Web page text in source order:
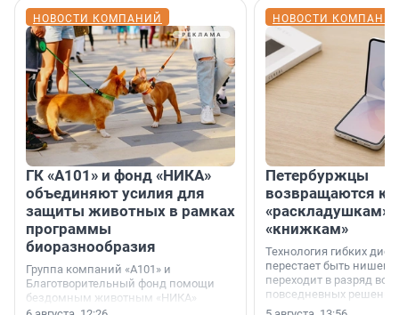
НОВОСТИ КОМПАНИЙ
ГК «А101» и фонд «НИКА»
объединяют усилия для
защиты животных в рамках
программы
биоразнообразия
Группа компаний «А101» и
Благотворительный фонд помощи
бездомным животным «НИКА»
заключили соглашение о
НОВОСТИ
Петербуржцы
возвращаются к
«раскладушкам»
«книжкам»
Технология гибких
перестает быть
переходит в разряд
повседневных